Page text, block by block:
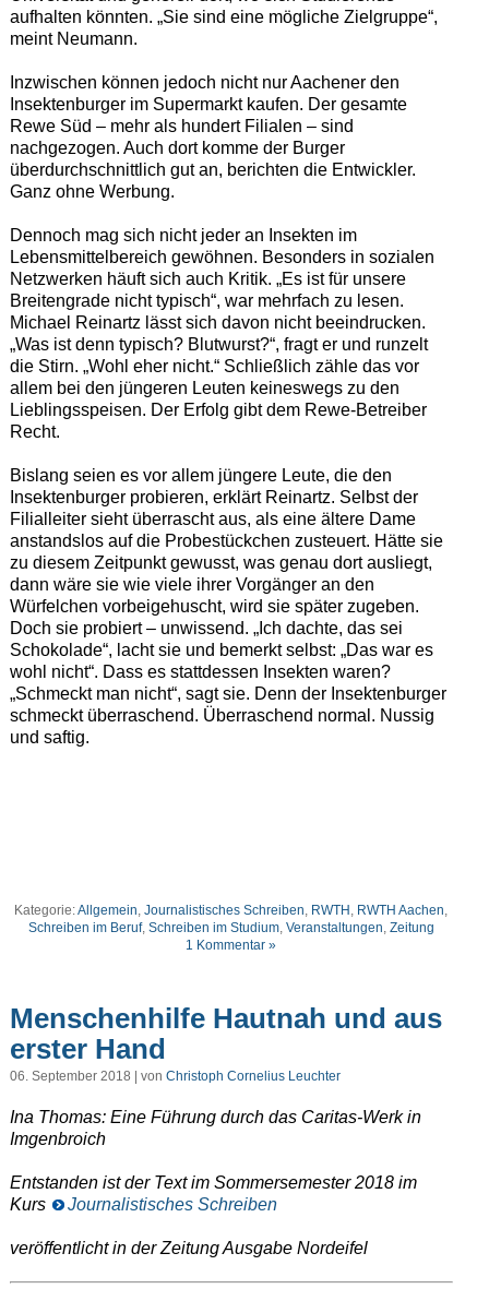
aufhalten könnten. „Sie sind eine mögliche Zielgruppe“,
meint Neumann.
Inzwischen können jedoch nicht nur Aachener den
Insektenburger im Supermarkt kaufen. Der gesamte
Rewe Süd – mehr als hundert Filialen – sind
nachgezogen. Auch dort komme der Burger
überdurchschnittlich gut an, berichten die Entwickler.
Ganz ohne Werbung.
Dennoch mag sich nicht jeder an Insekten im
Lebensmittelbereich gewöhnen. Besonders in sozialen
Netzwerken häuft sich auch Kritik. „Es ist für unsere
Breitengrade nicht typisch“, war mehrfach zu lesen.
Michael Reinartz lässt sich davon nicht beeindrucken.
„Was ist denn typisch? Blutwurst?“, fragt er und runzelt
die Stirn. „Wohl eher nicht.“ Schließlich zähle das vor
allem bei den jüngeren Leuten keineswegs zu den
Lieblingsspeisen. Der Erfolg gibt dem Rewe-Betreiber
Recht.
Bislang seien es vor allem jüngere Leute, die den
Insektenburger probieren, erklärt Reinartz. Selbst der
Filialleiter sieht überrascht aus, als eine ältere Dame
anstandslos auf die Probestückchen zusteuert. Hätte sie
zu diesem Zeitpunkt gewusst, was genau dort ausliegt,
dann wäre sie wie viele ihrer Vorgänger an den
Würfelchen vorbeigehuscht, wird sie später zugeben.
Doch sie probiert – unwissend. „Ich dachte, das sei
Schokolade“, lacht sie und bemerkt selbst: „Das war es
wohl nicht“. Dass es stattdessen Insekten waren?
„Schmeckt man nicht“, sagt sie. Denn der Insektenburger
schmeckt überraschend. Überraschend normal. Nussig
und saftig.
Kategorie:Allgemein,Journalistisches Schreiben, RWTH , RWTH Aachen,
Schreiben im Beruf, Schreiben im Studium, Veranstaltungen, Zeitung
1 Kommentar »
Menschenhilfe Hautnah und aus
erster Hand
06. September 2018 | von Christoph Cornelius Leuchter
Ina Thomas: Eine Führung durch das Caritas-Werk in
Imgenbroich
Entstanden ist der Text im Sommersemester 2018 im
Kurs
Journalistisches Schreiben
veröffentlicht in der Zeitung Ausgabe Nordeifel